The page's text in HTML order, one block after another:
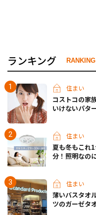
ランキング RANKING
住まい
コストコの家
いけないパタ
住まい
夏も冬もこれ
分！照明なの
住まい
薄いバスタオ
ツのガーゼタ